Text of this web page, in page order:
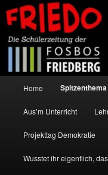
Home Spitzenthema
Aus’m Unterricht
Projekttag Demokratie
Wusstet ihr eigentlich,